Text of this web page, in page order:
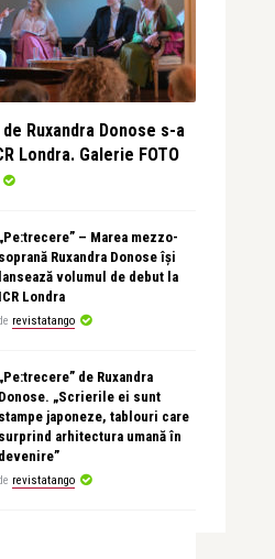
Ruxandra Donose s-a
Londra. Galerie FOTO
„Pe:trecere” – Marea mezzo-
soprană Ruxandra Donose își
lansează volumul de debut la
ICR Londra
revistatango
„Pe:trecere” de Ruxandra
Donose. „Scrierile ei sunt
stampe japoneze, tablouri care
surprind arhitectura umană în
devenire”
revistatango